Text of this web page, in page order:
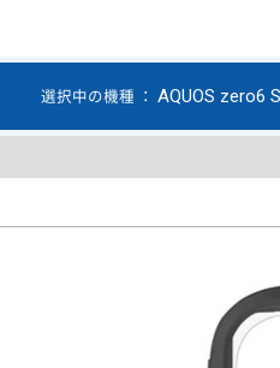
選択中の機種 ： AQUOS zero6